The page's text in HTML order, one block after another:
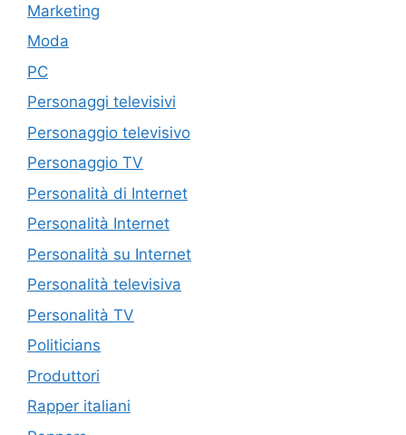
Marketing
Moda
PC
Personaggi televisivi
Personaggio televisivo
Personaggio TV
Personalità di Internet
Personalità Internet
Personalità su Internet
Personalità televisiva
Personalità TV
Politicians
Produttori
Rapper italiani